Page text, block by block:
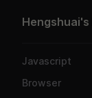
Skip to content
Hengshuai's
Javascript
Browser